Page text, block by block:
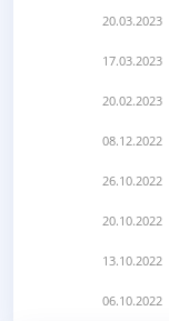
20.03.2023
17.03.2023
20.02.2023
08.12.2022
26.10.2022
20.10.2022
13.10.2022
06.10.2022